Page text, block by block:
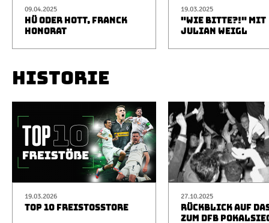
09.04.2025
HÜ ODER HOTT, FRANCK
HONORAT
19.03.2025
"WIE BITTE?!" MIT
JULIAN WEIGL
HISTORIE
19.03.2026
TOP 10 FREISTOSSTORE
27.10.2025
RÜCKBLICK AUF
ZUM DFB